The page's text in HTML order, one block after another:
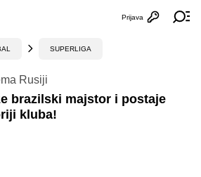
Otvori
Prijava
SUPERLIGA
Rusiji
brazilski majstor i postaje
kluba!